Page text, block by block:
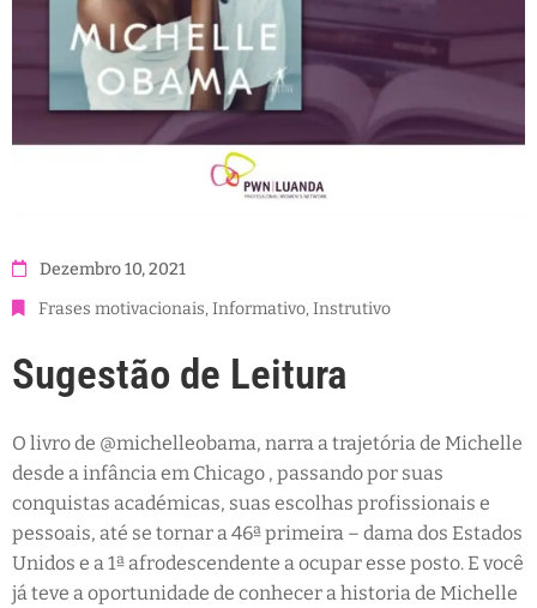
Dezembro 10, 2021
Frases motivacionais‚Informativo‚Instrutivo
Sugestão de Leitura
O livro de @michelleobama, narra a trajetória de Michelle
desde a infância em Chicago , passando por suas
conquistas académicas, suas escolhas profissionais e
pessoais, até se tornar a 46ª primeira – dama dos Estados
Unidos e a 1ª afrodescendente a ocupar esse posto. E você
já teve a oportunidade de conhecer a historia de Michelle